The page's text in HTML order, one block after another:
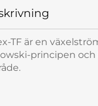
TF är en
principen